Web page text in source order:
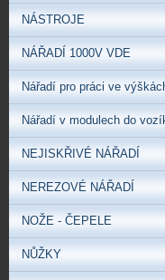
NÁSTROJE
NÁŘADÍ 1000V VDE
Nářadí pro práci ve
Nářadí v modulech do
NEJISKŘIVÉ NÁŘADÍ
NEREZOVÉ NÁŘADÍ
NOŽE - ČEPELE
NŮŽKY